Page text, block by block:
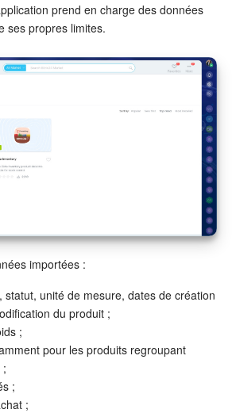
prend en charge des données
ses propres limites.
importées :
statut, unité de mesure, dates de création
du produit ;
;
pour les produits regroupant
;
;
;